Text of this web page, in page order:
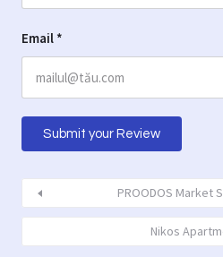
Email *
PROODOS Market
Nikos